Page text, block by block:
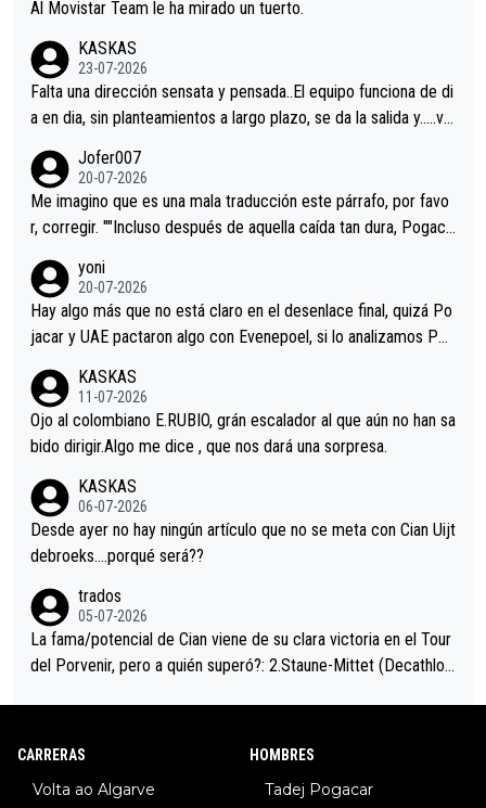
Al Movistar Team le ha mirado un tuerto.
KASKAS
23-07-2026
Falta una dirección sensata y pensada..El equipo funciona de di
a en dia, sin planteamientos a largo plazo, se da la salida y…..ve
Minguez, Velez etc etc.Me da pena vivir estos momentos tan
tristes sin victorias.
Jofer007
20-07-2026
Me imagino que es una mala traducción este párrafo, por favo
r, corregir. ""Incluso después de aquella caída tan dura, Pogaca
permaneció pegado a su rueda. Parecía increíble la forma en l
a que era capaz de controlar el miedo", recordó."
yoni
20-07-2026
Hay algo más que no está claro en el desenlace final, quizá Po
jacar y UAE pactaron algo con Evenepoel, si lo analizamos Poj
i sin pedalear, luego está el saludo con Evenepoel dándose la
mano de una manera muy fraternal, más allá de los típicos toqu
es en el hombro con que saludaba a Vingegard. Ahí hubo una in
eta, a ver si por querer poner a Del Toro con calzador en posi
ción de podio UAE y Pojacar se van complicar el tour.
KASKAS
11-07-2026
Ojo al colombiano E.RUBIO, grán escalador al que aún no han sa
bido dirigir.Algo me dice , que nos dará una sorpresa.
KASKAS
06-07-2026
Desde ayer no hay ningún artículo que no se meta con Cian Uijt
debroeks….porqué será??
trados
05-07-2026
La fama/potencial de Cian viene de su clara victoria en el Tour
del Porvenir, pero a quién superó?: 2.Staune-Mittet (Decathlon,
CARRERAS
Volta ao Algarve
HOMBRES
Tadej Pogacar